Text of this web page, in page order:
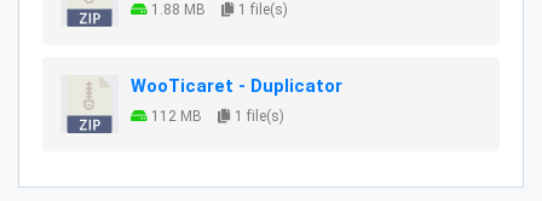
1.88 MB 1 file(s)
WooTicaret - Duplicator
112 MB 1 file(s)